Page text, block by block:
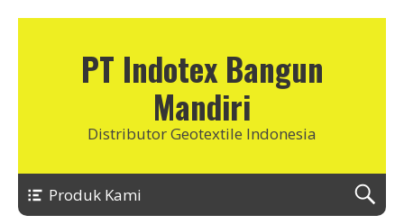
PT Indotex Bangun
Mandiri
Distributor Geotextile Indonesia
Produk Kami